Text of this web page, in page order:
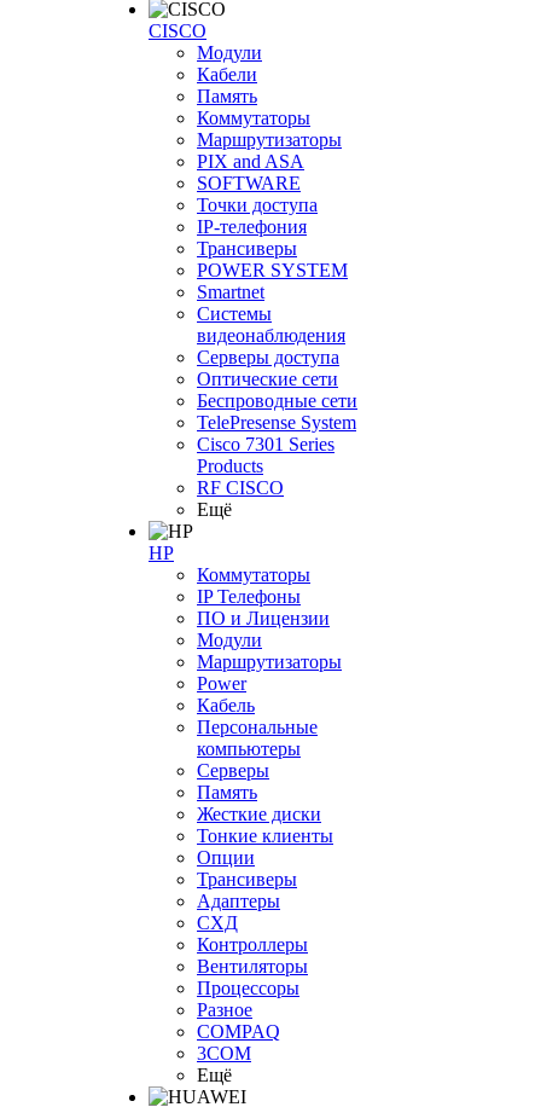
CISCO
Модули
Кабели
Память
Коммутаторы
Маршрутизаторы
PIX and ASA
SOFTWARE
Точки доступа
IP-телефония
Трансиверы
POWER SYSTEM
Smartnet
Системы
видеонаблюдения
Серверы доступа
Оптические сети
Беспроводные сети
TelePresense System
Cisco 7301 Series
Products
RF CISCO
Ещё
HP
Коммутаторы
IP Телефоны
ПО и Лицензии
Модули
Маршрутизаторы
Power
Кабель
Персональные
компьютеры
Серверы
Память
Жесткие диски
Тонкие клиенты
Опции
Трансиверы
Адаптеры
СХД
Контроллеры
Вентиляторы
Процессоры
Разное
COMPAQ
3COM
Ещё